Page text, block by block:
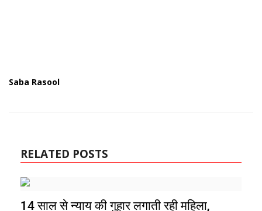
Saba Rasool
RELATED POSTS
14 साल से न्याय की गुहार लगाती रही महिला,